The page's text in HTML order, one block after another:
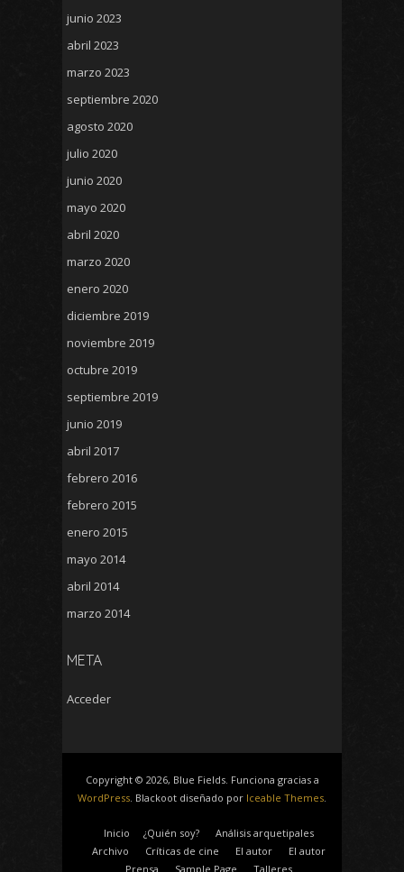
junio 2023
abril 2023
marzo 2023
septiembre 2020
agosto 2020
julio 2020
junio 2020
mayo 2020
abril 2020
marzo 2020
enero 2020
diciembre 2019
noviembre 2019
octubre 2019
septiembre 2019
junio 2019
abril 2017
febrero 2016
febrero 2015
enero 2015
mayo 2014
abril 2014
marzo 2014
META
Acceder
Copyright © 2026, Blue Fields. Funciona gracias a
WordPress. Blackoot diseñado por Iceable Themes.
Inicio ¿Quién soy?
Análisis arquetipales
Archivo
Críticas de cine El autor
El autor
Prensa
Sample Page Talleres